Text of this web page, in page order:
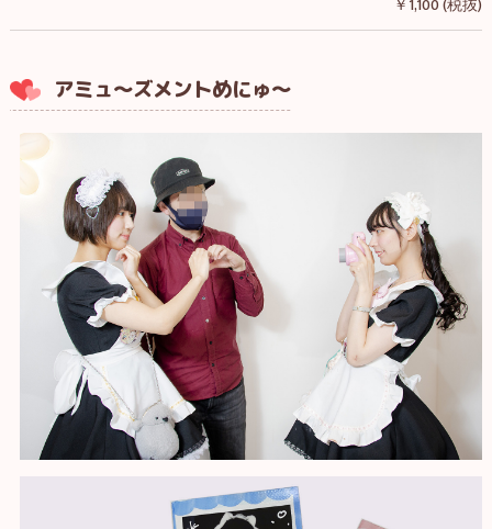
￥1,100 (税抜)
アミュ～ズメントめにゅ～